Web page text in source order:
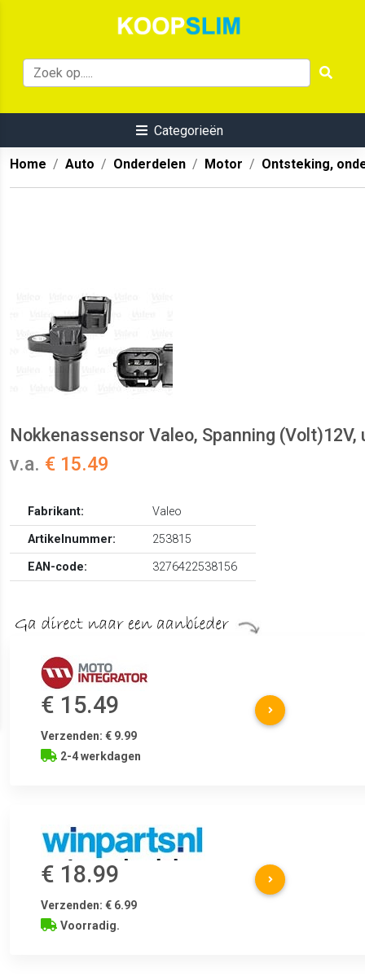
Categorieën
Home Auto Onderdelen Motor Ontsteking,
Nokkenassensor Valeo, Spanning (Volt)12V,
v.a. € 15.49
Fabrikant:
Valeo
Artikelnummer:
253815
EAN-code:
3276422538156
€ 15.49
Verzenden: € 9.99
2-4 werkdagen
€ 18.99
Verzenden: € 6.99
Voorradig.